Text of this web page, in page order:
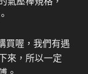
買喔，我們有遇
來，所以一定